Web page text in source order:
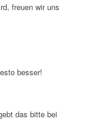
freuen wir uns
besser!
das bitte bei